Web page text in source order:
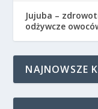
Jujuba –
odżywcze
NAJNOWSZE